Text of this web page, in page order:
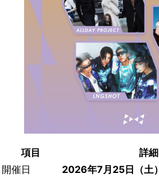
項目
詳細
開催日
2026年7月25日（土）